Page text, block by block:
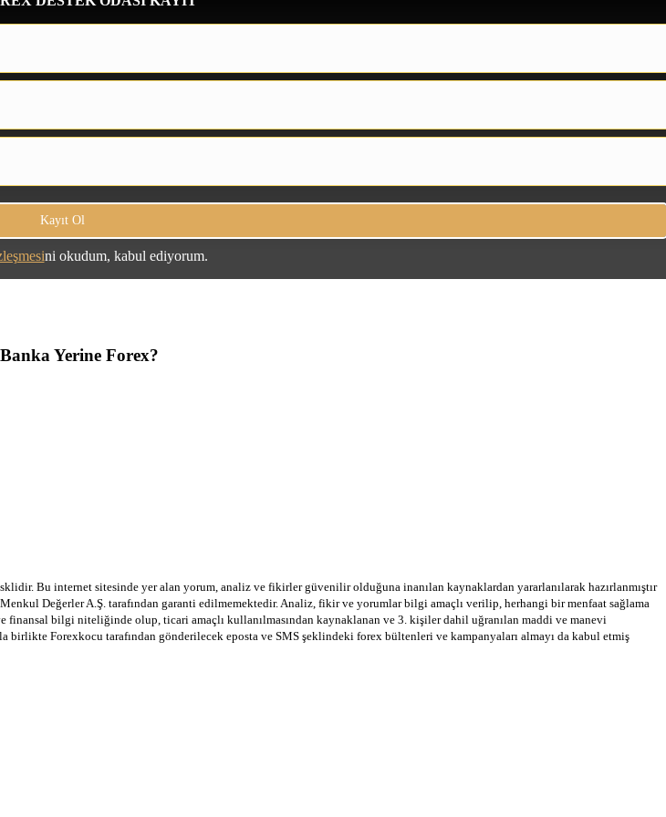
ni okudum, kabul ediyorum.
Yerine Forex?
Bu internet sitesinde yer alan yorum, analiz ve fikirler güvenilir olduğuna inanılan kaynaklardan yararlanılarak hazırlanmıştır
Değerler A.Ş. tarafından garanti edilmemektedir. Analiz, fikir ve yorumlar bilgi amaçlı verilip, herhangi bir menfaat sağlama
bilgi niteliğinde olup, ticari amaçlı kullanılmasından kaynaklanan ve 3. kişiler dahil uğranılan maddi ve manevi
Forexkocu tarafından gönderilecek eposta ve SMS şeklindeki forex bültenleri ve kampanyaları almayı da kabul etmiş